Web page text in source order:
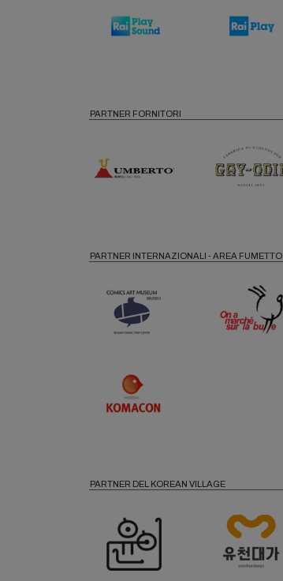
PARTNER FORNITORI
PARTNER INTERNAZIONALI - AREA FUMETTO
PARTNER DEL KOREAN VILLAGE